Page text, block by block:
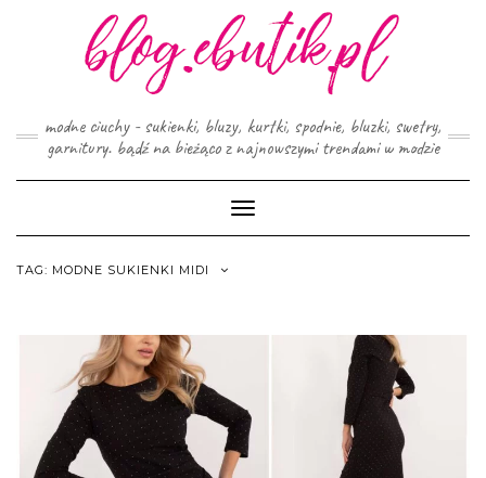
modne ciuchy - sukienki, bluzy, kurtki, spodnie, bluzki, swetry,
garnitury. bądź na bieżąco z najnowszymi trendami w modzie
Toggle
Navigation
TAG: MODNE SUKIENKI MIDI